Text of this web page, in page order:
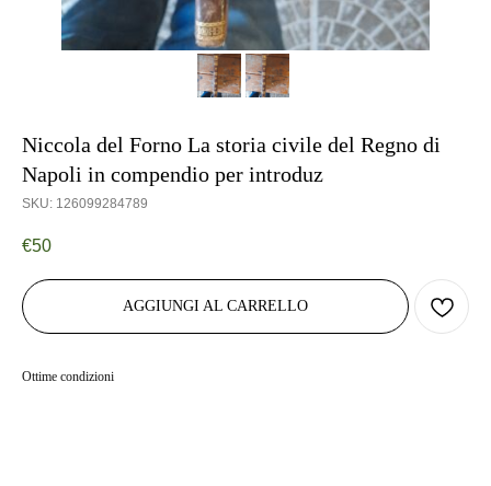
Niccola del Forno La storia civile del Regno di
Napoli in compendio per introduz
SKU: 126099284789
€50
AGGIUNGI AL CARRELLO
Ottime condizioni